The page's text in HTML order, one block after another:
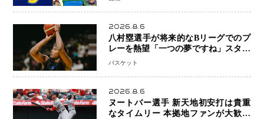
2026.8.6
八村塁選手が将来的なBリーグでのプ
レーを熱望「一つの夢ですね」スター
帰還がリーグ価値を押し上げる可能性
バスケット
2026.8.6
ヌートバー選手 新天地初安打は貴重
なタイムリー 本拠地ファンが大歓声